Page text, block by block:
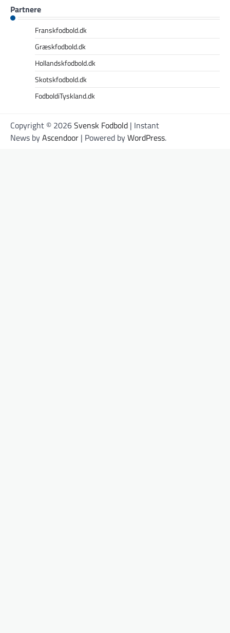
Partnere
Franskfodbold.dk
Græskfodbold.dk
Hollandskfodbold.dk
Skotskfodbold.dk
FodboldiTyskland.dk
Copyright © 2026Svensk Fodbold | Instant
News byAscendoor | Powered byWordPress.